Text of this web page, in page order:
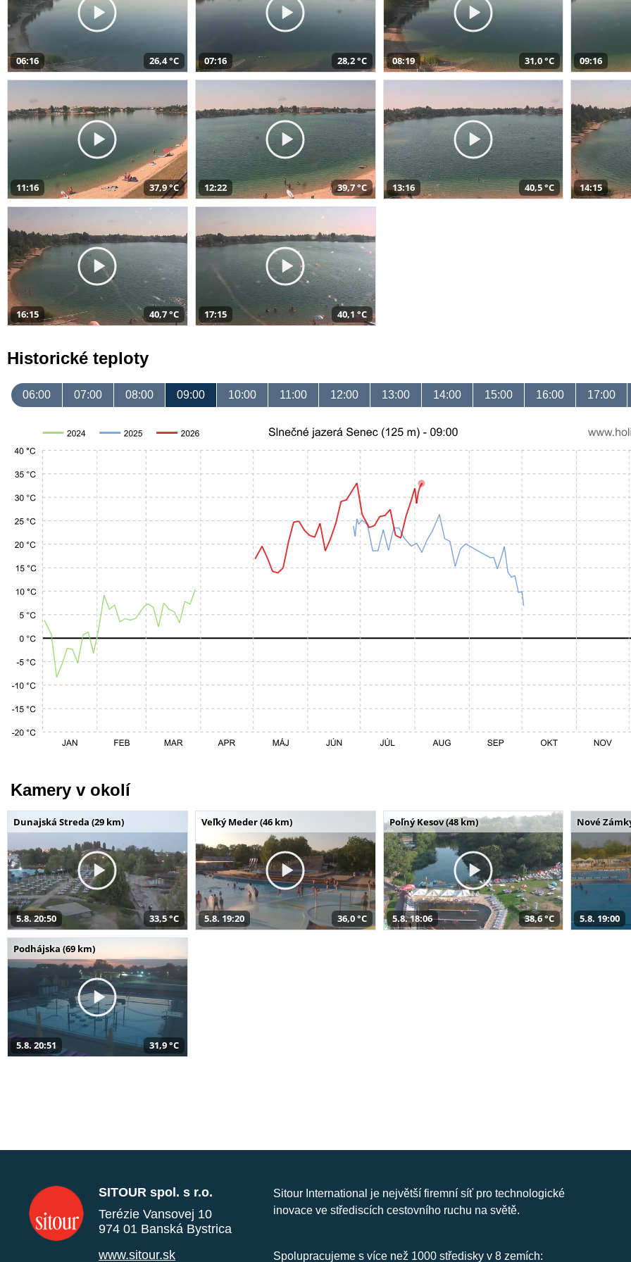
06:16 26,4 °C 07:16 28,2 °C 08:19 31,0 °C 09:16
11:16 37,9 °C 12:22 39,7 °C 13:16 40,5 °C 14:15
16:15 40,7 °C 17:15 40,1 °C
Historické teploty
06:00 07:00 08:00 09:00 10:00 11:00 12:00 13:00 14:00 15:00 16:00 17:00
Kamery v okolí
Dunajská Streda (29 km)
5.8. 20:50 33,5 °C
Veľký Meder (46 km)
5.8. 19:20 36,0 °C
Poľný Kesov (48 km)
5.8. 18:06 38,6 °C
Nové
5.8. 19:00
Podhájska (69 km)
5.8. 20:51 31,9 °C
SITOUR spol. s r.o.
Terézie Vansovej 10
974 01 Banská Bystrica
www.sitour.sk
Sitour International je největší firemní síť pro technologické
inovace ve střediscích cestovního ruchu na světě.
Spolupracujeme s více než 1000 středisky v 8 zemích: